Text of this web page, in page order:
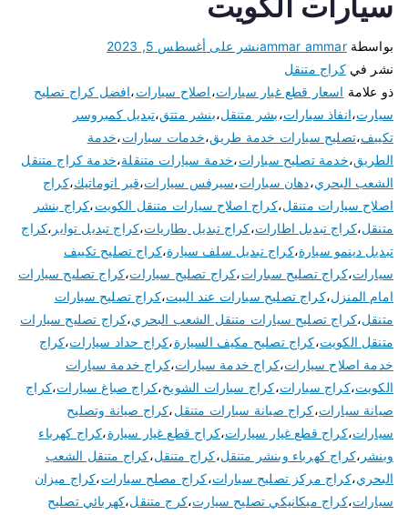
سيارات الكويت
بواسطةammar ammarنشر على أغسطس 5, 2023
نشر فيكراج متنقل
ذو علامة اسعار قطع غيار سيارات،اصلاح سيارات،افضل كراج تصليح
سيارت،انفاذ سيارات،بشر متنقل،بنشر متتق،تبديل كمبروسر
تكييف،تصليح سيارات خدمة طريق،خدمات سيارات،خدمة
الطريق،خدمة تصليح سيارات،خدمة سيارات متنقلة،خدمة كراج متنقل
الشعب البحري،دهان سيارات،سيرفس سيارات،قير اتوماتيك،كراج
اصلاح سيارات متنقل،كراج اصلاح سيارات متنقل الكويت،كراج بنشر
متنقل،كراج تبديل اطارات،كراج تبديل بطاريات،كراج تبديل تواير ،كراج
تبديل دينمو سيارة،كراج تبديل سلف سيارة،كراج تصليح تكييف
سيارات،كراج تصليح سبارات،كراج تصليح سيارات،كراج تصليح سيارات
امام المنزل،كراج تصليح سيارات عند البيت،كراج تصليح سيارات
متنقل،كراج تصليح سيارات متنقل الشعب البحري،كراج تصليح سيارات
متنقل الكويت،كراج تصليح مكيف السيارة،كراج حداد سيارات،كراج
خدمة اصلاح سيارات،كراج خدمة سيارات،كراج خدمة سيارات
الكويت،كراج سيارات،كراج سيارات الشويخ،كراج صباغ سيارات،كراج
صيانة سيارات،كراج صيانة سيارات متنقل،كراج صيانة وتصليح
سيارات،كراج قطع غيار سيارات،كراج قطع غيار سيارة،كراج كهرباء
وبنشر ،كراج كهرباء وبنشر متنقل،كراج متنقل،كراج متنقل الشعب
البحري،كراج مركز تصليح سيارات،كراج مصلح سيارات،كراج ميزان
سيارات،كراج ميكانيكي تصليح سيارت،كرج متنقل،كهربائي تصليح